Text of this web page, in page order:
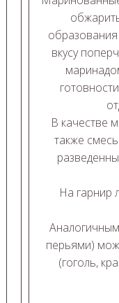
вкусу
В качестве
также
На гарнир
перьями)
(гоголь,